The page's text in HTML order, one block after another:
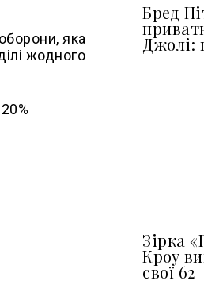
яка
жодного
Бред
Джолі:
Зірка
Кроу
свої 62